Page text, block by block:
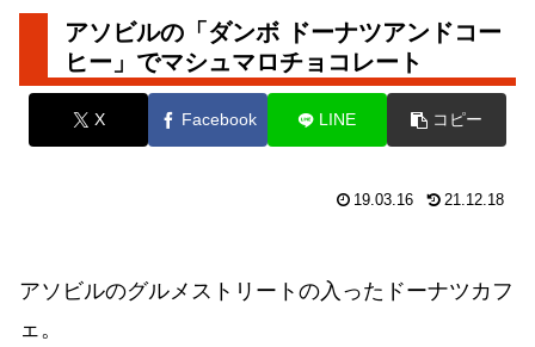
アソビルの「ダンボ ドーナツアンドコー
ヒー」でマシュマロチョコレート
X Facebook LINE コピー
19.03.16 21.12.18
アソビルのグルメストリートの入ったドーナツカフ
ェ。